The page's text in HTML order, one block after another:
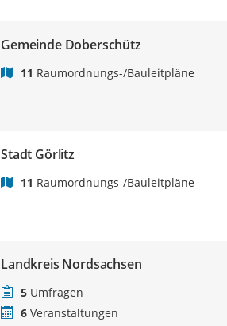
Gemeinde Doberschütz
11 Raumordnungs-/Bauleitpläne
Stadt Görlitz
11 Raumordnungs-/Bauleitpläne
Landkreis Nordsachsen
5 Umfragen
6 Veranstaltungen